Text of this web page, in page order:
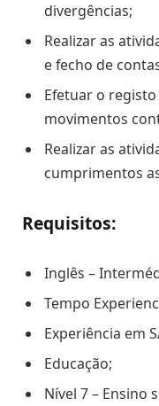
divergências;
Realizar as
e fecho de
Efetuar o
movimentos
Realizar as
cumprimentos
Requisitos:
Inglês –
Tempo
Experiência em
Educação;
Nível 7 – Ensino